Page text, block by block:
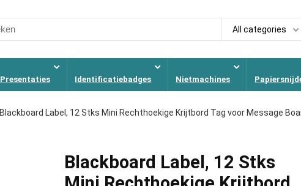
All categories
Presentaties Identificatiebadges Nietmachines
Blackboard Label, 12 Stks Mini Rechthoekige Krijtbord Tag voor Message
Blackboard Label, 12 Stks